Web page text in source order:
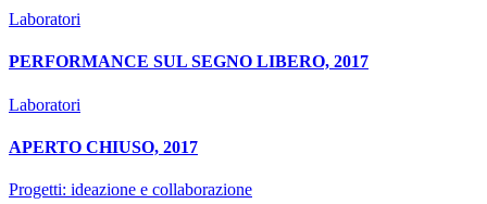
Laboratori
PERFORMANCE SUL SEGNO LIBERO, 2017
Laboratori
APERTO CHIUSO, 2017
Progetti: ideazione e collaborazione